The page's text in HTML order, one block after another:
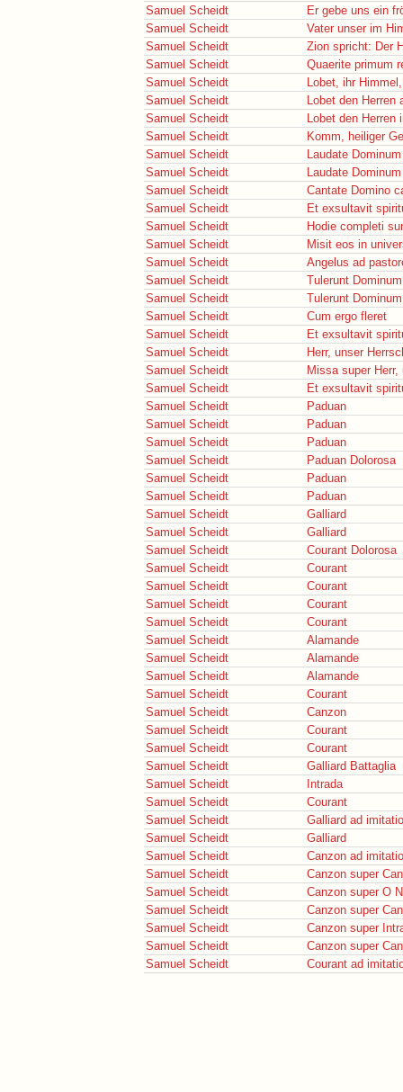
Samuel Scheidt
Er gebe uns ein
Samuel Scheidt
Vater unser im
Samuel Scheidt
Zion spricht: Der
Samuel Scheidt
Quaerite primum
Samuel Scheidt
Lobet, ihr
Samuel Scheidt
Lobet den Herren
Samuel Scheidt
Lobet den Herren
Samuel Scheidt
Komm, heiliger
Samuel Scheidt
Laudate
Samuel Scheidt
Laudate
Samuel Scheidt
Cantate Domino
Samuel Scheidt
Et exsultavit
Samuel Scheidt
Hodie completi
Samuel Scheidt
Misit eos in
Samuel Scheidt
Angelus ad
Samuel Scheidt
Tulerunt
Samuel Scheidt
Tulerunt
Samuel Scheidt
Cum ergo fleret
Samuel Scheidt
Et exsultavit
Samuel Scheidt
Herr, unser
Samuel Scheidt
Missa super
Samuel Scheidt
Et exsultavit
Samuel Scheidt
Paduan
Samuel Scheidt
Paduan
Samuel Scheidt
Paduan
Samuel Scheidt
Paduan Dolorosa
Samuel Scheidt
Paduan
Samuel Scheidt
Paduan
Samuel Scheidt
Galliard
Samuel Scheidt
Galliard
Samuel Scheidt
Courant Dolorosa
Samuel Scheidt
Courant
Samuel Scheidt
Courant
Samuel Scheidt
Courant
Samuel Scheidt
Courant
Samuel Scheidt
Alamande
Samuel Scheidt
Alamande
Samuel Scheidt
Alamande
Samuel Scheidt
Courant
Samuel Scheidt
Canzon
Samuel Scheidt
Courant
Samuel Scheidt
Courant
Samuel Scheidt
Galliard Battaglia
Samuel Scheidt
Intrada
Samuel Scheidt
Courant
Samuel Scheidt
Galliard ad
Samuel Scheidt
Galliard
Samuel Scheidt
Canzon ad
Samuel Scheidt
Canzon super
Samuel Scheidt
Canzon super O
Samuel Scheidt
Canzon super
Samuel Scheidt
Canzon super
Samuel Scheidt
Canzon super
Samuel Scheidt
Courant ad